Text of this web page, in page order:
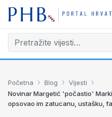
Početna › Blog › Vijesti ›
Novinar Margetić 'počastio'
opsovao im zatucanu, ustašku,